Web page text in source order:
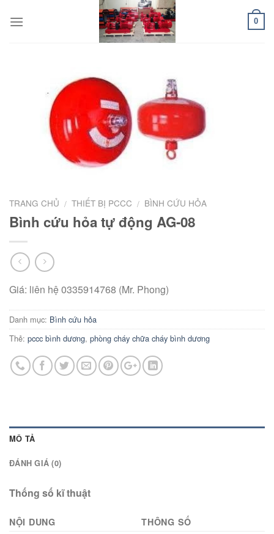
0
TRANG CHỦ / THIẾT BỊ PCCC / BÌNH CỨU HỎA
Bình cứu hỏa tự động AG-08
Giá: liên hệ 0335914768 (Mr. Phong)
Danh mục: Bình cứu hỏa
Thẻ: pccc bình dương, phòng cháy chữa cháy bình dương
MÔ TẢ
ĐÁNH GIÁ (0)
Thống số kĩ thuật
NỘI DUNG THÔNG SỐ